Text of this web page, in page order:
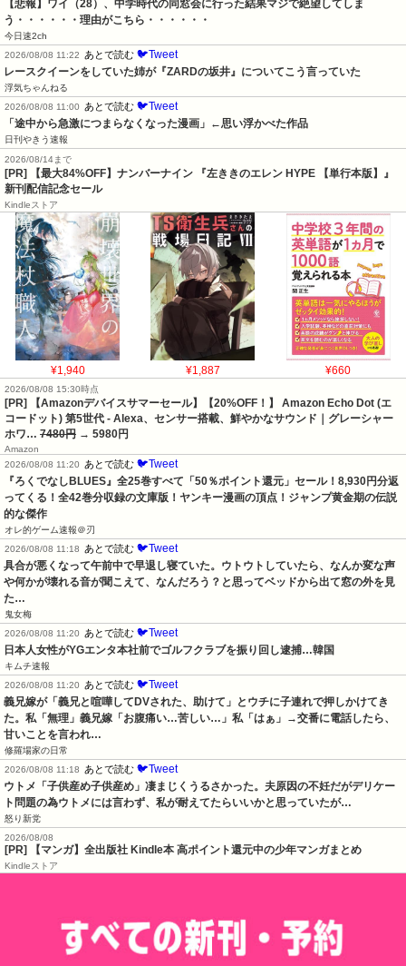
【悲報】ワイ（28）、中学時代の同窓会に行った結果マジで絶望してしま
う・・・・・・理由がこちら・・・・・・
今日速2ch
2026/08/08 11:22
あとで読む 🐦Tweet
レースクイーンをしていた姉が『ZARDの坂井』についてこう言っていた
浮気ちゃんねる
2026/08/08 11:00
あとで読む 🐦Tweet
「途中から急激につまらなくなった漫画」←思い浮かべた作品
日刊やきう速報
2026/08/14まで
[PR] 【最大84%OFF】ナンバーナイン 『左ききのエレン HYPE 【単行本版】』
新刊配信記念セール
Kindleストア
¥1,940 ¥1,887 ¥660
2026/08/08 15:30時点
[PR] 【Amazonデバイスサマーセール】【20%OFF！】 Amazon Echo Dot (エ
コードット) 第5世代 - Alexa、センサー搭載、鮮やかなサウンド｜グレーシャー
ホワ… 7480円 → 5980円
Amazon
2026/08/08 11:20 あとで読む 🐦Tweet
『ろくでなしBLUES』全25巻すべて「50％ポイント還元」セール！8,930円分返
ってくる！全42巻分収録の文庫版！ヤンキー漫画の頂点！ジャンプ黄金期の伝説
的な傑作
オレ的ゲーム速報＠刃
2026/08/08 11:18 あとで読む 🐦Tweet
具合が悪くなって午前中で早退し寝ていた。ウトウトしていたら、なんか変な声
や何かが壊れる音が聞こえて、なんだろう？と思ってベッドから出て窓の外を見
た…
鬼女梅
2026/08/08 11:20 あとで読む 🐦Tweet
日本人女性がYGエンタ本社前でゴルフクラブを振り回し逮捕…韓国
キムチ速報
2026/08/08 11:20 あとで読む 🐦Tweet
義兄嫁が「義兄と喧嘩してDVされた、助けて」とウチに子連れで押しかけてき
た。私「無理」義兄嫁「お腹痛い…苦しい…」私「はぁ」→交番に電話したら、
甘いことを言われ…
修羅場家の日常
2026/08/08 11:18 あとで読む 🐦Tweet
ウトメ「子供産め子供産め」凄まじくうるさかった。夫原因の不妊だがデリケー
ト問題の為ウトメには言わず、私が耐えてたらいいかと思っていたが…
怒り新党
2026/08/08
[PR] 【マンガ】全出版社 Kindle本 高ポイント還元中の少年マンガまとめ
Kindleストア